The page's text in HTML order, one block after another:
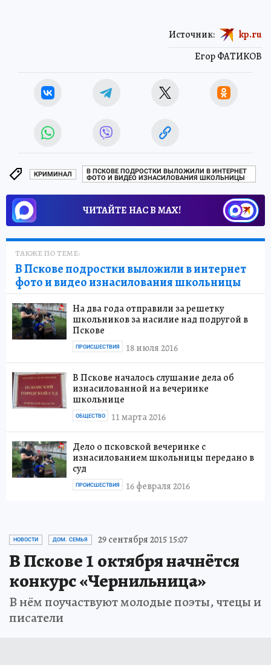
Егор ФАТИКОВ
Источник: kp.ru
КРИМИНАЛ
В ПСКОВЕ ПОДРОСТКИ ВЫЛОЖИЛИ В ИНТЕРНЕТ
ФОТО И ВИДЕО ИЗНАСИЛОВАНИЯ ШКОЛЬНИЦЫ
ЧИТАЙТЕ НАС В МАХ!
ТАКЖЕ ПО ТЕМЕ:
В Пскове подростки выложили в интернет
фото и видео изнасилования школьницы
На два года отправили за решетку
школьников за насилие над подругой в
Пскове
18 июля 2016
ПРОИСШЕСТВИЯ
В Пскове началось слушание дела об
изнасилованной на вечеринке
школьнице
11 марта 2016
ОБЩЕСТВО
Дело о псковской вечеринке с
изнасилованием школьницы передано в
суд
16 февраля 2016
ПРОИСШЕСТВИЯ
НОВОСТИ ДОМ. СЕМЬЯ 29 сентября 2015 15:07
В Пскове 1 октября начнётся
конкурс «Чернильница»
В нём поучаствуют молодые поэты, чтецы и
писатели